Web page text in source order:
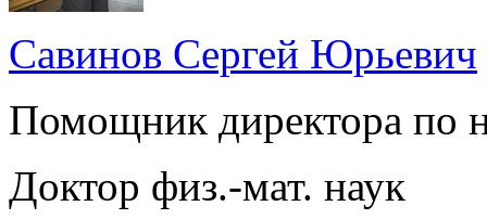
Савинов Сергей Юрьевич
Помощник директора по
Доктор физ.-мат. наук